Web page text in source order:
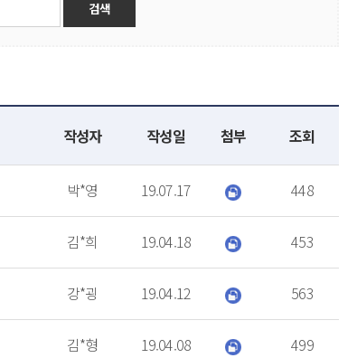
작성자 작성일 첨부 조회
박*영 19.07.17 448
김*희 19.04.18 453
강*굉 19.04.12 563
김*형 19.04.08 499